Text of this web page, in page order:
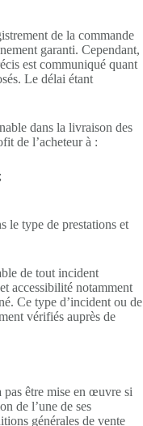
de la commande
garanti. Cependant,
est communiqué quant
Le délai étant
dans la livraison des
de l’acheteur à :
le type de prestations et
de tout incident
accessibilité notamment
Ce type d’incident ou de
vérifiés auprès de
pas être mise en œuvre si
de l’une de ses
générales de vente